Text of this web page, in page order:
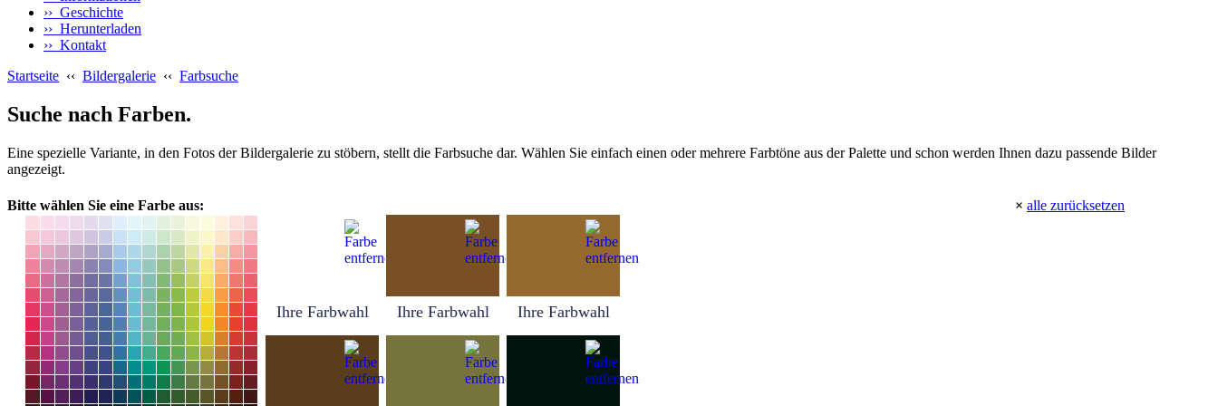
›› Geschichte
›› Herunterladen
›› Kontakt
Startseite ‹‹ Bildergalerie ‹‹ Farbsuche
Suche nach Farben.
Eine spezielle Variante, in den Fotos der Bildergalerie zu stöbern, stellt die Farbsuche dar. Wählen Sie einfach einen oder mehrere Farbtöne aus der Palette und schon werden Ihnen dazu passende Bilder
angezeigt.
× alle zurücksetzen
Bitte wählen Sie eine Farbe aus:
Ihre Farbwahl Ihre Farbwahl Ihre Farbwahl